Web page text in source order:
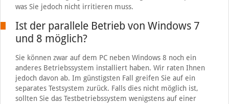
was Sie jedoch nicht irritieren muss.
Ist der parallele Betrieb von Windows 7
und 8 möglich?
Sie können zwar auf dem PC neben Windows 8 noch ein
anderes Betriebssystem installiert haben. Wir raten Ihnen
jedoch davon ab. Im günstigsten Fall greifen Sie auf ein
separates Testsystem zurück. Falls dies nicht möglich ist,
sollten Sie das Testbetriebssystem wenigstens auf einer